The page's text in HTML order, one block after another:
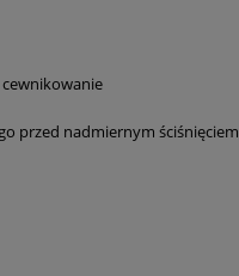
przed nadmiernym ściśnięciem